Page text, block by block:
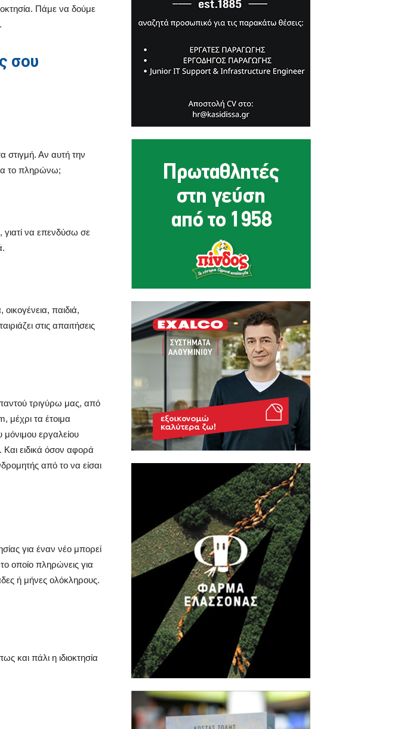
Πάμε να δούμε
σου
στιγμή. Αν αυτή την
το πληρώνω;
να επενδύσω σε
παιδιά,
στις απαιτήσεις
τριγύρω μας, από
μέχρι τα έτοιμα
μόνιμου εργαλείου
Και ειδικά όσον αφορά
από το να είσαι
για έναν νέο μπορεί
οποίο πληρώνεις για
ή μήνες ολόκληρους.
και πάλι η ιδιοκτησία